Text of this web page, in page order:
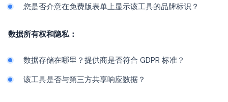
您是否介意在免费版表单上显示该工具的品牌标识？
数据所有权和隐私：
数据存储在哪里？提供商是否符合 GDPR 标准？
该工具是否与第三方共享响应数据？